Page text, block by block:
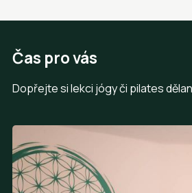
Čas pro vás
Dopřejte si lekci jógy či pilates